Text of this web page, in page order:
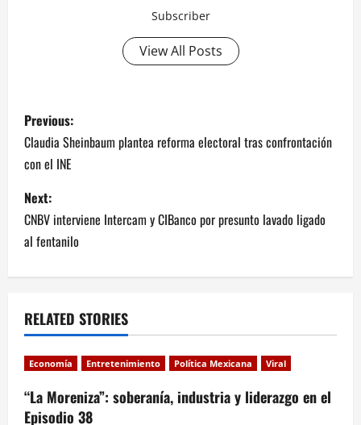
Subscriber
View All Posts
P
o
s
t
n
a
v
i
g
Previous:
Claudia Sheinbaum plantea reforma electoral tras confrontación
con el INE
Next:
CNBV interviene Intercam y CIBanco por presunto lavado ligado
al fentanilo
RELATED STORIES
Economía Entretenimiento Política Mexicana Viral
“La Moreniza”: soberanía, industria y liderazgo en el
Episodio 38